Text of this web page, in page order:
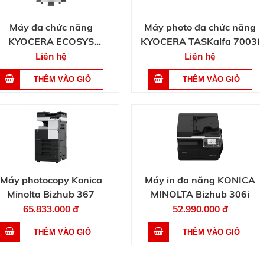
Máy đa chức năng
KYOCERA ECOSYS
M4125idn
Liên hệ
Máy photo đa chức năng
KYOCERA TASKalfa 7003i
Liên hệ
Máy photocopy Konica
Minolta Bizhub 367
65.833.000 đ
Máy in đa năng KONICA
MINOLTA Bizhub 306i
52.990.000 đ